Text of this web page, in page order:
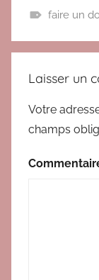
l
faire un
Laisser un
Votre
champs